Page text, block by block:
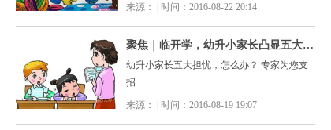
来源： | 时间：2016-08-22 20:14
聚焦｜临开学，幼升小家长凸显五大担忧
幼升小家长五大担忧，怎么办？ 专家为您支
招
来源： | 时间：2016-08-19 19:07